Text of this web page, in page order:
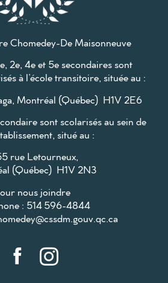
Chomedey-De Maisonneuve
2e, 4e et 5e secondaires sont
à l’école transitoire, située au :
Montréal (Québec) H1V 2E6
sont scolarisés au sein de
situé au :
rue Letourneux,
(Québec) H1V 2N3
nous joindre
: 514 596-4844